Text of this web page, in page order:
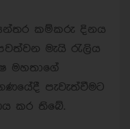
කම්කරු දිනය
මැයි රැලිය
මහතාගේ
පැවැත්වීමට
කර තිබේ.